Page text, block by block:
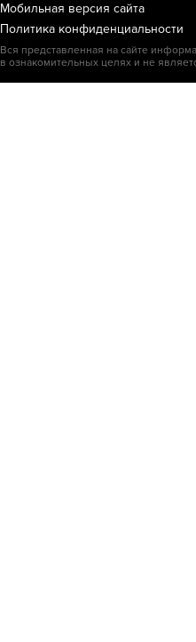
Мобильная версия сайта
Политика конфиденциальности
Вся представленная на сайте
в ознакомительных целях и не